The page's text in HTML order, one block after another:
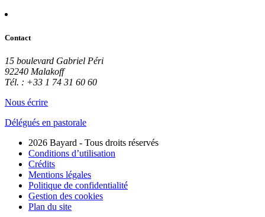
Contact
15 boulevard Gabriel Péri
92240 Malakoff
Tél. : +33 1 74 31 60 60
Nous écrire
Délégués en pastorale
2026 Bayard - Tous droits réservés
Conditions d’utilisation
Crédits
Mentions légales
Politique de confidentialité
Gestion des cookies
Plan du site